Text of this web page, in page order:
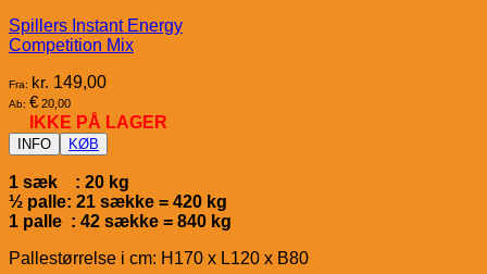
Spillers Instant Energy
Competition Mix
Fra: kr. 149,00
Ab: € 20,00
IKKE PÅ LAGER
INFO KØB
1 sæk : 20 kg
½ palle: 21 sække = 420 kg
1 palle : 42 sække = 840 kg
Pallestørrelse i cm: H170 x L120 x B80